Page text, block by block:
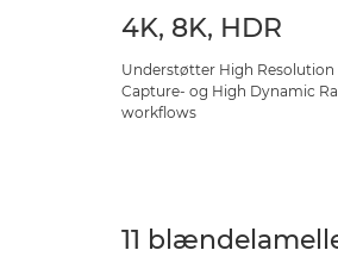
4K, 8K, HDR
Understøtter High Resolution
Capture- og High Dynamic
workflows
11